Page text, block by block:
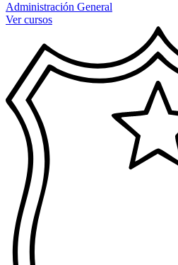
Administración General
Ver cursos